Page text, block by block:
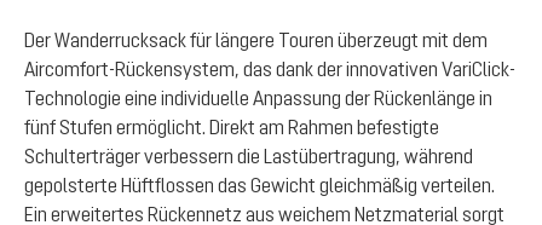
Der Wanderrucksack für längere Touren überzeugt mit dem
Aircomfort-Rückensystem, das dank der innovativen VariClick-
Technologie eine individuelle Anpassung der Rückenlänge in
fünf Stufen ermöglicht. Direkt am Rahmen befestigte
Schulterträger verbessern die Lastübertragung, während
gepolsterte Hüftflossen das Gewicht gleichmäßig verteilen.
Ein erweitertes Rückennetz aus weichem Netzmaterial sorgt